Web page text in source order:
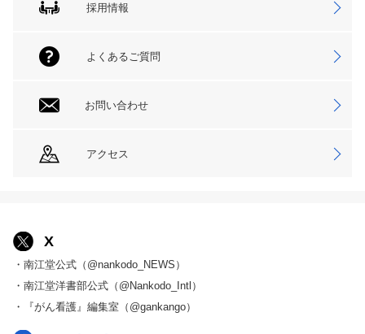
採用情報
よくあるご質問
お問い合わせ
アクセス
X
・南江堂公式（@nankodo_NEWS）
・南江堂洋書部公式（@Nankodo_Intl）
・『がん看護』編集室（@gankango）